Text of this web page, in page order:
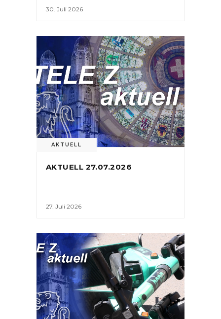
30. Juli 2026
AKTUELL
AKTUELL 27.07.2026
27. Juli 2026